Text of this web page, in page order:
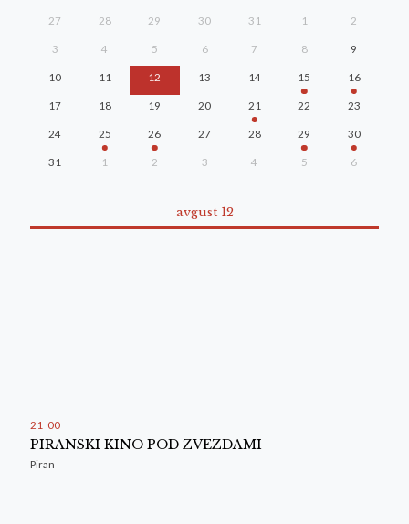
27 28 29 30 31 1 2
3 4 5 6 7 8 9
10 11 12 13 14 15 16
17 18 19 20 21 22 23
24 25 26 27 28 29 30
31 1 2 3 4 5 6
avgust 12
21 00
PIRANSKI KINO POD ZVEZDAMI
Piran